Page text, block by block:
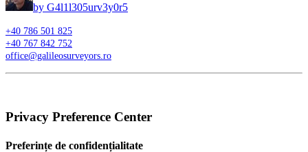
by G4l1l305urv3y0r5
+40 786 501 825
+40 767 842 752
office@galileosurveyors.ro
Privacy Preference Center
Preferințe de confidențialitate